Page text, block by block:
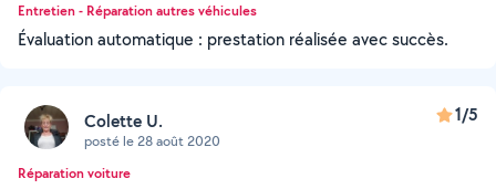
Entretien - Réparation autres véhicules
Évaluation automatique : prestation réalisée avec succès.
Colette U.
posté le 28 août 2020
1/5
Réparation voiture